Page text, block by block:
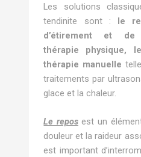
Les solutions
tendinite sont : le
d’étirement et de
thérapie physique,
thérapie manuelle
traitements par
glace et la chaleur.
Le reposest un
douleur et la raideur
est important